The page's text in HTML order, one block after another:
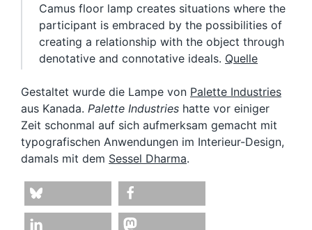
Camus floor lamp creates situations where the
participant is embraced by the possibilities of
creating a relationship with the object through
denotative and connotative ideals. Quelle
Gestaltet wurde die Lampe von Palette Industries
aus Kanada. Palette Industries hatte vor einiger
Zeit schonmal auf sich aufmerksam gemacht mit
typografischen Anwendungen im Interieur-Design,
damals mit dem Sessel Dharma.
teilen teilen